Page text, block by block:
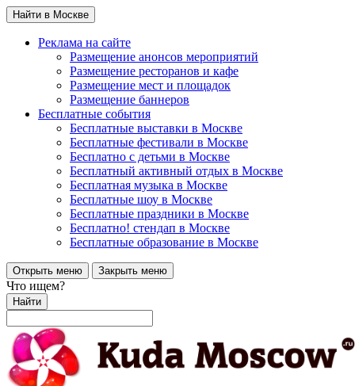
Найти в Москве
Реклама на сайте
Размещение анонсов мероприятий
Размещение ресторанов и кафе
Размещение мест и площадок
Размещение баннеров
Бесплатные события
Бесплатные выставки в Москве
Бесплатные фестивали в Москве
Бесплатно с детьми в Москве
Бесплатный активный отдых в Москве
Бесплатная музыка в Москве
Бесплатные шоу в Москве
Бесплатные праздники в Москве
Бесплатно! стендап в Москве
Бесплатные образование в Москве
Открыть меню Закрыть меню
Что ищем?
Найти